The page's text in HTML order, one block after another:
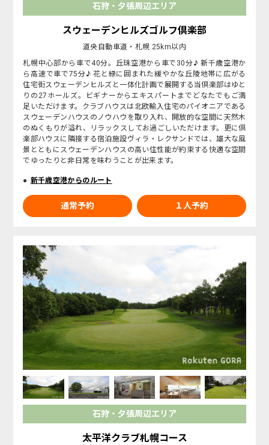
石狩・夕張周辺エリア
スウェーデンヒルズゴルフ倶楽部
道央自動車道・札幌 25km以内
札幌中心部から車で40分。丘珠空港から車で30分♪ 新千歳空港か
ら高速で車で75分♪ 花と緑に囲まれた緩やかな丘陵地帯に広がる
住宅街スウェーデンヒルズと一体化計画で展開する当倶楽部はゆと
りの27ホールズ。ビギナーからエキスパートまでどなたでもご満
足いただけます。クラブハウスは北欧輸入住宅のパイオニアである
スウェーデンハウスのノウハウを取り入れ、開放的な空間に天然木
のぬくもりが溢れ、リラックスしてお過ごしいただけます。更に倶
楽部ハウスに隣接する宿泊施設ヴィラ・レクサンドでは、雄大な風
景とともにスウェーデンハウスの高い住性能が約束する快適な空間
でゆったりと非日常を味わうことが出来ます。
新千歳空港からのルート
通常予約 １人予約
石狩・夕張周辺エリア
太平洋クラブ札幌コース